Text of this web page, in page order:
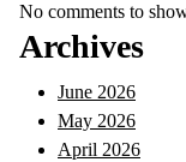
No comments to
Archives
June 2026
May 2026
April 2026